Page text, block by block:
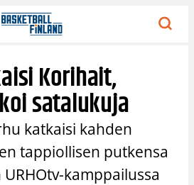
Korihait,
satalukuja
katkaisi kahden
tappiollisen putkensa
kamppailussa